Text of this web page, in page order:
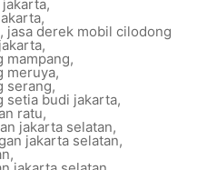
,
,
, jasa derek mobil cilodong
,
mampang,
meruya,
serang,
setia budi jakarta,
ratu,
jakarta selatan,
jakarta selatan,
,